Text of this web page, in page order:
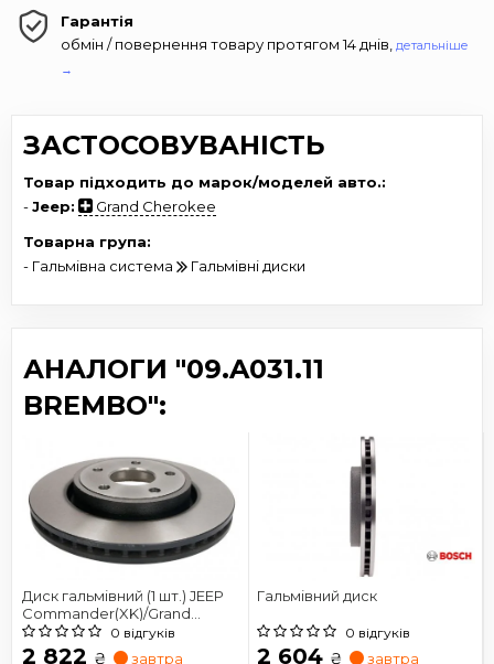
Гарантія
обмін / повернення товару протягом 14 днів, детальніше
→
ЗАСТОСОВУВАНІСТЬ
Товар підходить до марок/моделей авто.:
-Jeep:
Grand Cherokee
Товарна група:
- Гальмівна система
Гальмівні диски
АНАЛОГИ "09.A031.11
BREMBO":
Диск гальмівний (1 шт.) JEEP
Commander(XK)/Grand
Cherokee(WH,WK) "F
D=328mm "05-10
0 відгуків
2 822 ₴ завтра
Гальмівний диск
0 відгуків
2 604 ₴ завтра